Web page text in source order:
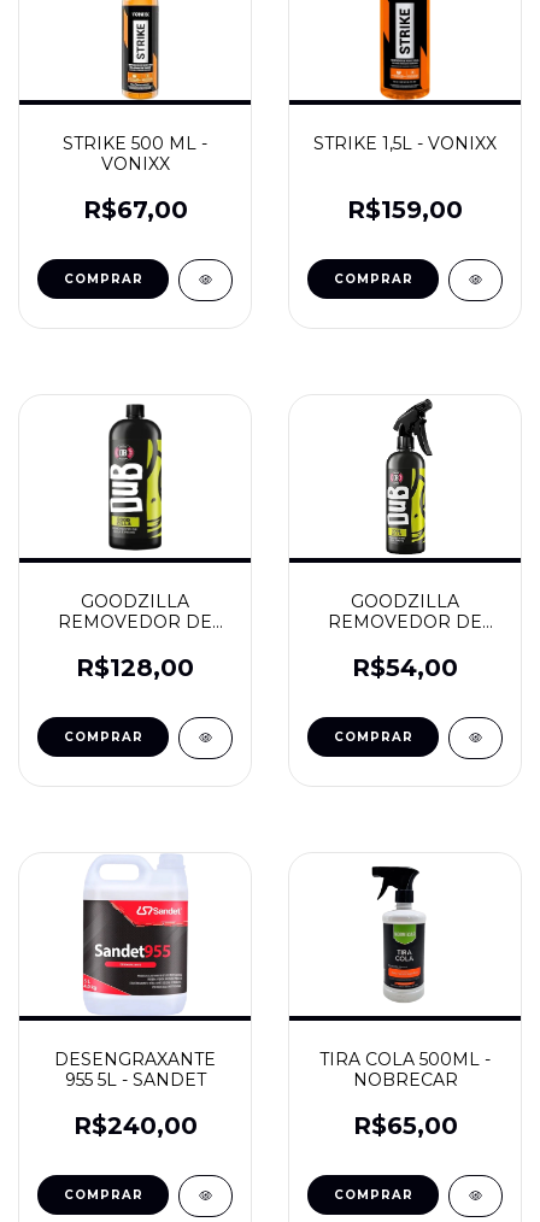
STRIKE 500 ML -
VONIXX
R$67,00
STRIKE 1,5L - VONIXX
R$159,00
GOODZILLA
REMOVEDOR DE
DUB BOYZ
R$128,00
GOODZILLA
REMOVEDOR DE
500ML - DUB BOYZ
R$54,00
DESENGRAXANTE
955 5L - SANDET
R$240,00
TIRA COLA 500ML -
NOBRECAR
R$65,00